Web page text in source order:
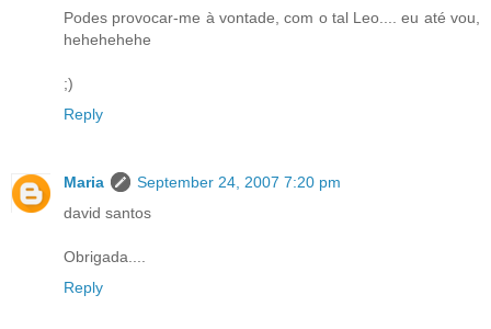
Podes provocar-me à vontade, com o tal Leo.... eu até vou,
hehehehehe
;)
Reply
Maria
September 24, 2007 7:20 pm
david santos
Obrigada....
Reply